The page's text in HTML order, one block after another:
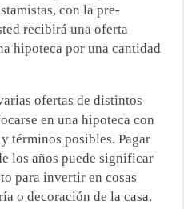
con la pre-
recibirá una oferta
hipoteca por una cantidad
ofertas de distintos
en una hipoteca con
términos posibles. Pagar
los años puede significar
para invertir en cosas
o decoración de la casa.